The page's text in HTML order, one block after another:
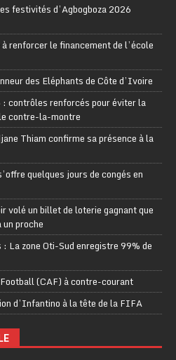
festivités d’Agbogboza 2026
renforcer le financement de l’école
des Eléphants de Côte d’Ivoire
contrôles renforcés pour éviter la
contre-la-montre
Thiam confirme sa présence à la
quelques jours de congés en
volé un billet de loterie gagnant que
proche
La zone Oti-Sud enregistre 99% de
(CAF) à contre-courant
d’Infantino à la tête de la FIFA